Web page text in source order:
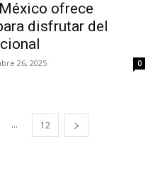
ofrece
disfrutar del
26, 2025 0
... 12